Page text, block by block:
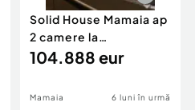
Solid House Mamaia ap
2 camere la
cheie,langa Mega
104.888 eur
Mamaia 6 luni în urmă